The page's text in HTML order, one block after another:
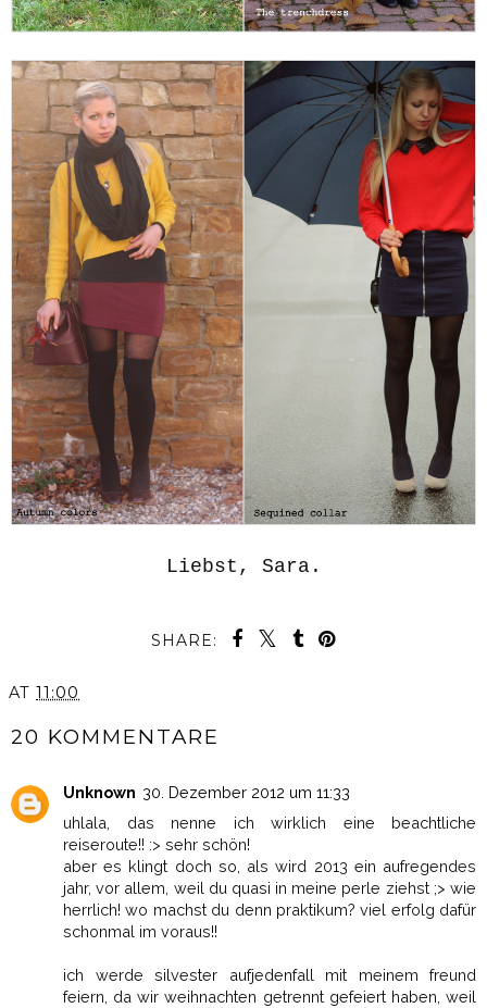
Liebst, Sara.
SHARE:
AT 11:00
20 KOMMENTARE
Unknown 30. Dezember 2012 um 11:33
uhlala, das nenne ich wirklich eine beachtliche
reiseroute!! :> sehr schön!
aber es klingt doch so, als wird 2013 ein aufregendes
jahr, vor allem, weil du quasi in meine perle ziehst ;> wie
herrlich! wo machst du denn praktikum? viel erfolg dafür
schonmal im voraus!!
ich werde silvester aufjedenfall mit meinem freund
feiern, da wir weihnachten getrennt gefeiert haben, weil